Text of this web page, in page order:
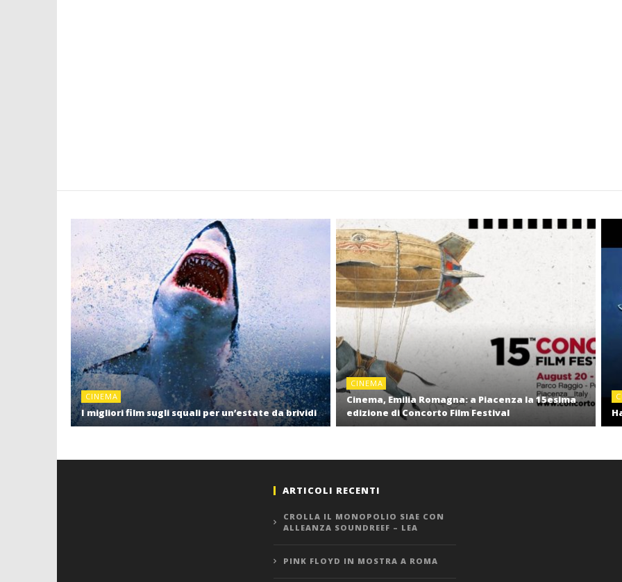
CINEMA
I migliori film sugli squali per un’estate da brividi
CINEMA
Cinema, Emilia Romagna: a Piacenza la 15esima
edizione di Concorto Film Festival
ARTICOLI RECENTI
CROLLA IL MONOPOLIO SIAE CON
ALLEANZA SOUNDREEF – LEA
PINK FLOYD IN MOSTRA A ROMA